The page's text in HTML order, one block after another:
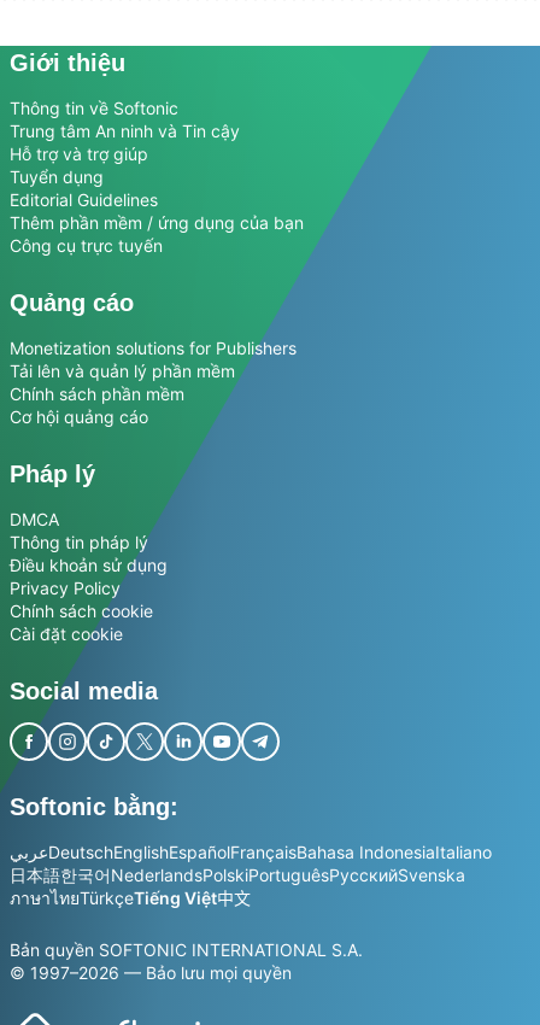
Giới thiệu
Thông tin về Softonic
Trung tâm An ninh và Tin cậy
Hỗ trợ và trợ giúp
Tuyển dụng
Editorial Guidelines
Thêm phần mềm / ứng dụng của bạn
Công cụ trực tuyến
Quảng cáo
Monetization solutions for Publishers
Tải lên và quản lý phần mềm
Chính sách phần mềm
Cơ hội quảng cáo
Pháp lý
DMCA
Thông tin pháp lý
Điều khoản sử dụng
Privacy Policy
Chính sách cookie
Cài đặt cookie
Social media
Softonic bằng:
عربيDeutschEnglishEspañolFrançaisBahasa IndonesiaItaliano
日本語한국어NederlandsPolskiPortuguêsРусскийSvenska
ภาษาไทยTürkçeTiếng Việt中文
Bản quyền SOFTONIC INTERNATIONAL S.A.
© 1997–2026 — Bảo lưu mọi quyền